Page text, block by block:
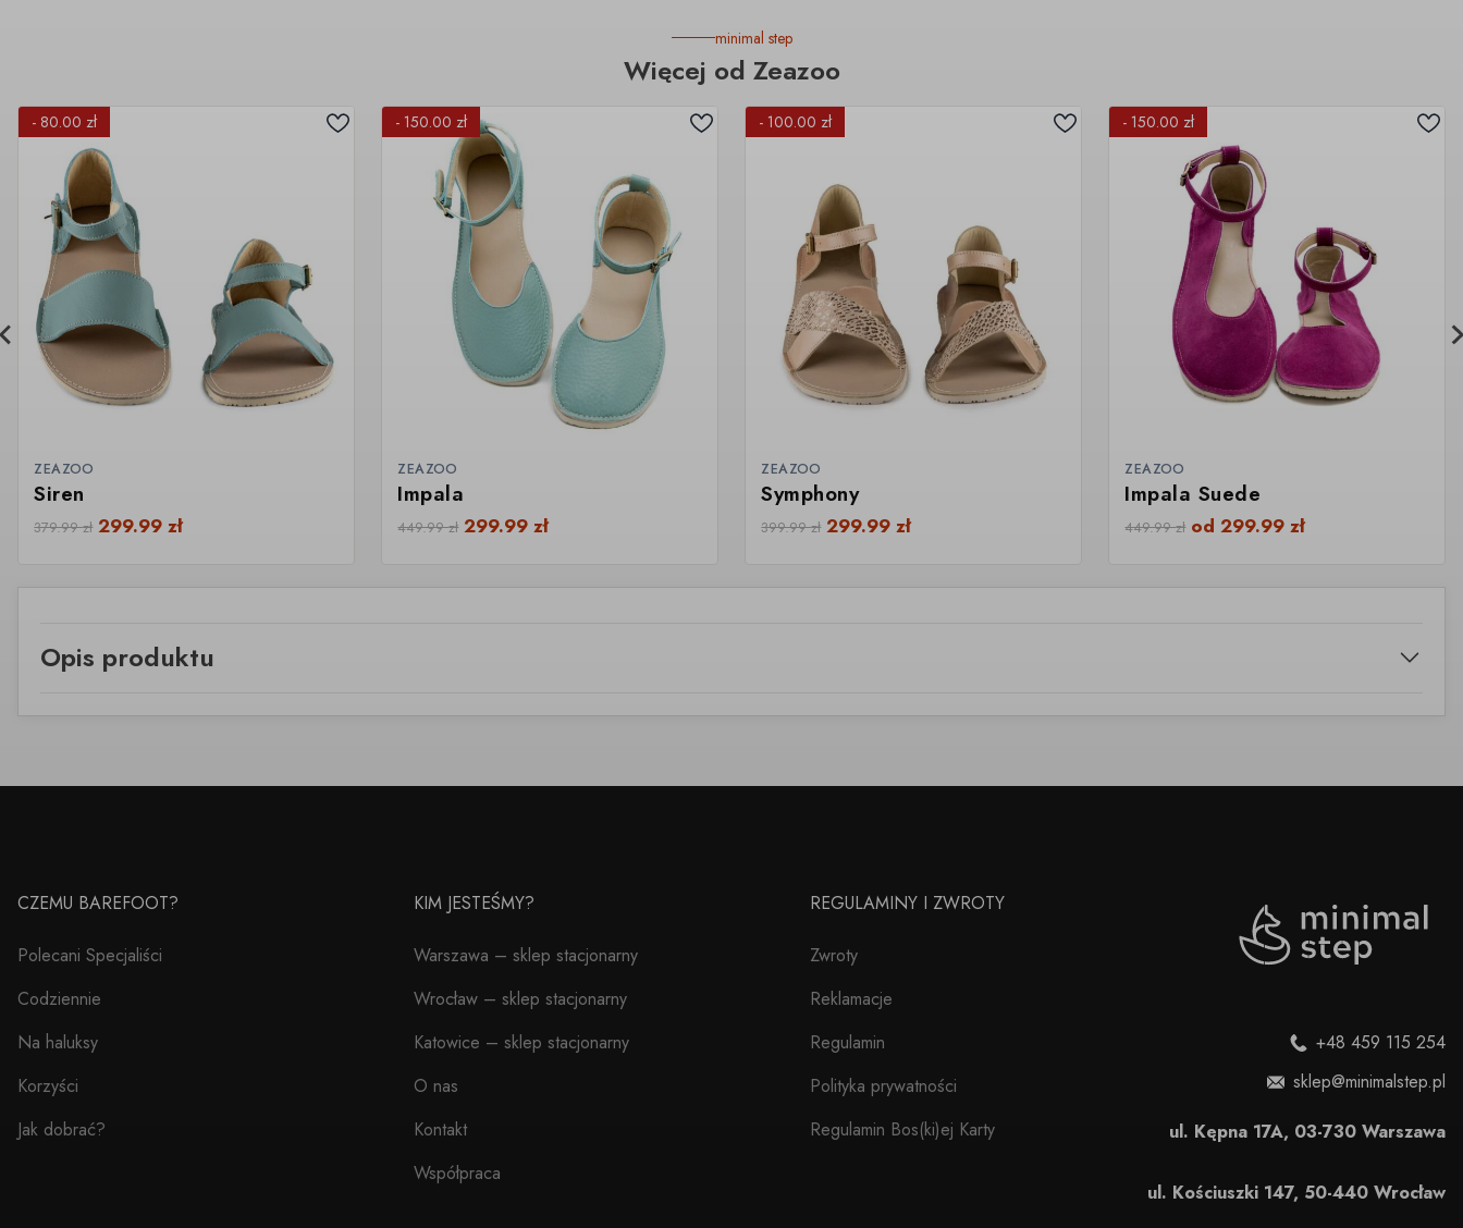
minimal step
Więcej od Zeazoo
- 80.00 zł
ZEAZOO
Siren
379.99zł 299.99zł
- 150.00 zł
ZEAZOO
Impala
449.99zł 299.99zł
- 100.00 zł
ZEAZOO
Symphony
399.99zł 299.99zł
- 150.00 zł
ZEAZOO
Impala Suede
449.99zł od299.99zł
Opis produktu
CZEMU BAREFOOT?
Polecani Specjaliści
Codziennie
Na haluksy
Korzyści
Jak dobrać?
KIM JESTEŚMY?
Warszawa – sklep stacjonarny
Wrocław – sklep stacjonarny
Katowice – sklep stacjonarny
O nas
Kontakt
Współpraca
REGULAMINY I ZWROTY
Zwroty
Reklamacje
Regulamin
Polityka prywatności
Regulamin Bos(ki)ej Karty
+48 459 115 254
sklep@minimalstep.pl
ul. Kępna 17A, 03-730 Warszawa
ul. Kościuszki 147, 50-440 Wrocław